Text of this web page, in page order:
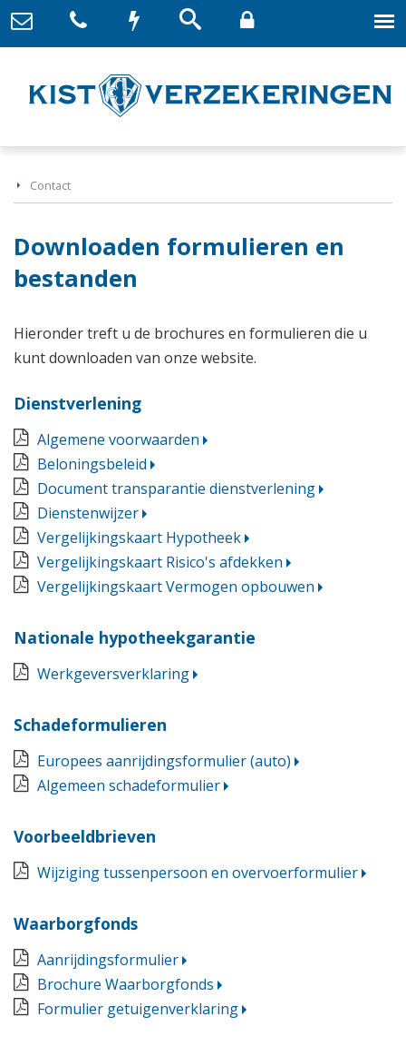
Contact
Downloaden formulieren en
bestanden
Hieronder treft u de brochures en formulieren die u
kunt downloaden van onze website.
Dienstverlening
Algemene voorwaarden
Beloningsbeleid
Document transparantie dienstverlening
Dienstenwijzer
Vergelijkingskaart Hypotheek
Vergelijkingskaart Risico's afdekken
Vergelijkingskaart Vermogen opbouwen
Nationale hypotheekgarantie
Werkgeversverklaring
Schadeformulieren
Europees aanrijdingsformulier (auto)
Algemeen schadeformulier
Voorbeeldbrieven
Wijziging tussenpersoon en overvoerformulier
Waarborgfonds
Aanrijdingsformulier
Brochure Waarborgfonds
Formulier getuigenverklaring